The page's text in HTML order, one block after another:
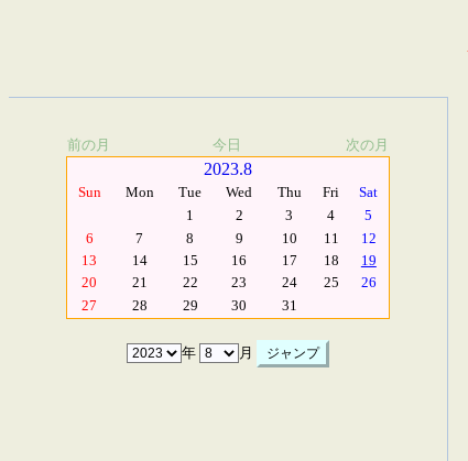
前の月 今日 次の月
2023.8
Sun Mon Tue Wed Thu Fri
Sat
1
2 3 4
5
6
7 8 9 10 11
12
13
14 15 16 17 18
19
20
21 22 23 24 25
26
27
28 29 30 31
年 月